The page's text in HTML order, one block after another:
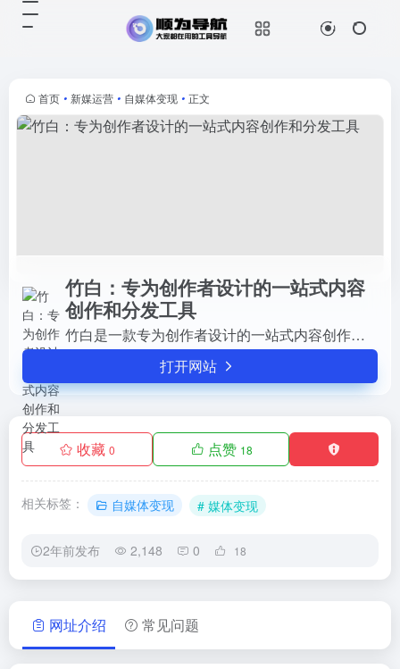
首页 • 新媒运营 • 自媒体变现 • 正文
竹白：专为创作者设计的一站式内容
创作和分发工具
竹白是一款专为创作者设计的一站式内容创作和分发工具。它提供了一个富文本编辑器，支持基础的Markdown语法，帮助创作者更快地插入基础文本格式。此外，竹白还支持多平台直达读者...
打开网站
收藏 0 点赞 18
相关标签： 自媒体变现 # 媒体变现
2年前发布 2,148 0 18
富文本编辑器，支持基础的
Markdown语法，帮助创作者更快地
插入基础文本格式。此外，竹白还支
持...
网址介绍 常见问题